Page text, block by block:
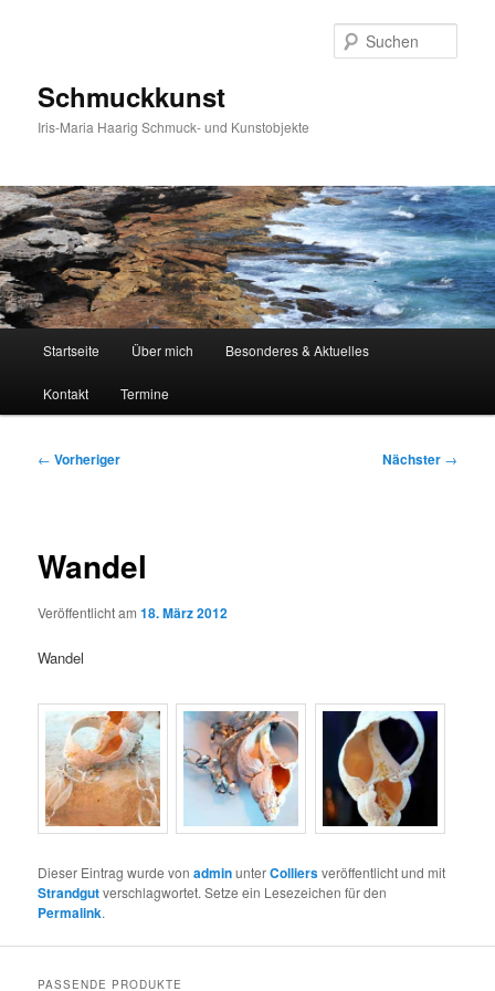
Schmuckkunst
Iris-Maria Haarig Schmuck- und Kunstobjekte
Startseite Über mich Besonderes & Aktuelles
Kontakt Termine
Beitragsnavigation
← Vorheriger Nächster →
Wandel
Veröffentlicht am18. März 2012
Wandel
Dieser Eintrag wurde vonadminunterColliersveröffentlicht und mit
Strandgutverschlagwortet. Setze ein Lesezeichen für den
Permalink.
PASSENDE PRODUKTE